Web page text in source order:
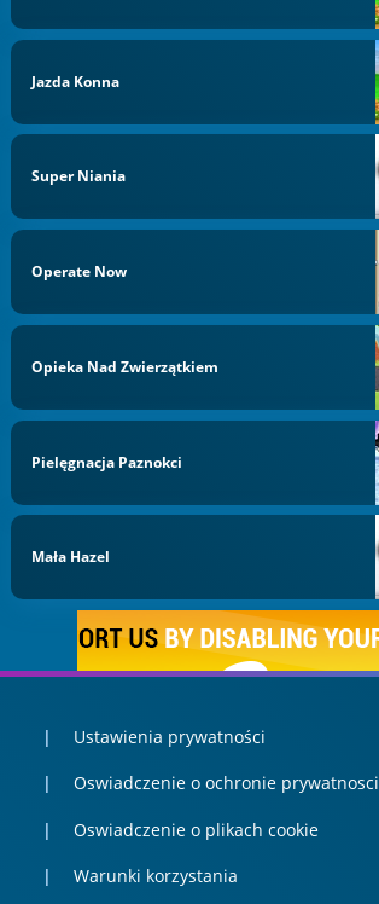
Jazda Konna
Super Niania
Operate Now
Opieka Nad Zwierzątkiem
Pielęgnacja Paznokci
Mała Hazel
Ustawienia prywatności
Oswiadczenie o ochronie prywatnosci
Oswiadczenie o plikach cookie
Warunki korzystania